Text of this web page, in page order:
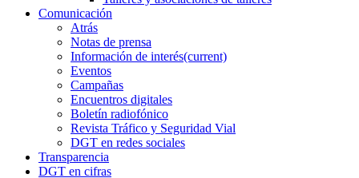
Comunicación
Atrás
Notas de prensa
Información de interés(current)
Eventos
Campañas
Encuentros digitales
Boletín radiofónico
Revista Tráfico y Seguridad Vial
DGT en redes sociales
Transparencia
DGT en cifras